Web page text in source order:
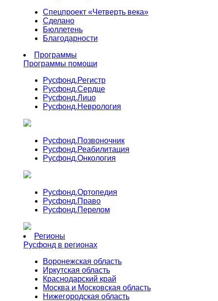
Спецпроект «Четверть века»
Сделано
Бюллетень
Благодарности
Программы
Программы помощи
Русфонд.Регистр
Русфонд.Сердце
Русфонд.Лицо
Русфонд.Неврология
Русфонд.Позвоночник
Русфонд.Реабилитация
Русфонд.Онкология
Русфонд.Ортопедия
Русфонд.Право
Русфонд.Перелом
Регионы
Русфонд в регионах
Воронежская область
Иркутская область
Краснодарский край
Москва и Московская область
Нижегородская область